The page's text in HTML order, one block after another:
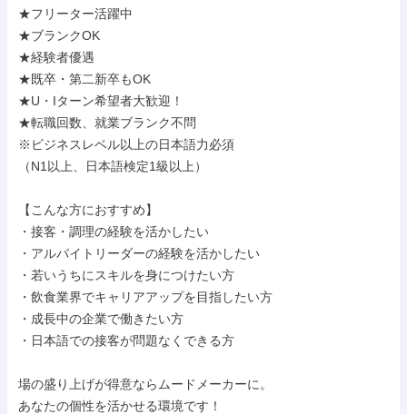
★フリーター活躍中
★ブランクOK
★経験者優遇
★既卒・第二新卒もOK
★U・Iターン希望者大歓迎！
★転職回数、就業ブランク不問
※ビジネスレベル以上の日本語力必須
（N1以上、日本語検定1級以上）
【こんな方におすすめ】
・接客・調理の経験を活かしたい
・アルバイトリーダーの経験を活かしたい
・若いうちにスキルを身につけたい方
・飲食業界でキャリアアップを目指したい方
・成長中の企業で働きたい方
・日本語での接客が問題なくできる方
場の盛り上げが得意ならムードメーカーに。
あなたの個性を活かせる環境です！